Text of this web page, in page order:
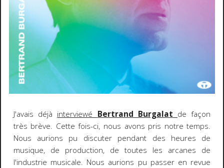
J'avais déjà interviewé Bertrand Burgalat de façon
très brève. Cette fois-ci, nous avons pris notre temps.
Nous aurions pu discuter pendant des heures de
musique, de production, de toutes les arcanes de
l'industrie musicale. Nous aurions pu passer en revue